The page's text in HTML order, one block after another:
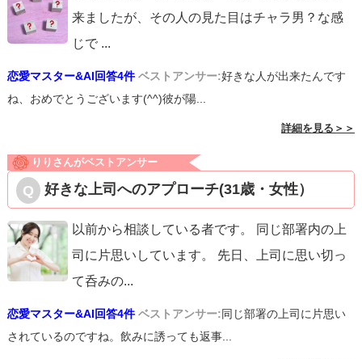
来ましたが、その人の見た目はチャラ男？な感
じで ...
恋愛マスター&AI回答4件 ベストアンサー:好きな人が出来たんです
ね、おめでとうございます(^^)彼が陽...
詳細を見る＞＞
りりさんがベストアンサー
好きな上司へのアプローチ(31歳・女性）
以前から相談している者です。 同じ部署内の上
司に片思いしています。 先日、上司に思い切っ
て呑みの...
恋愛マスター&AI回答4件 ベストアンサー:同じ部署の上司に片思い
されているのですね。飲みに誘っても返事...